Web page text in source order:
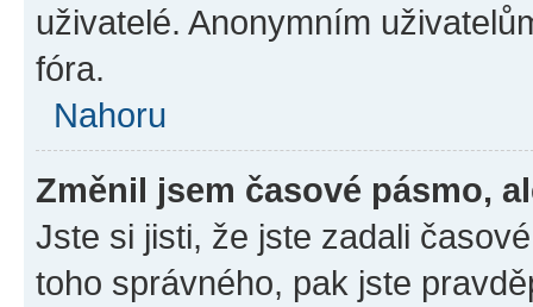
uživatelé. Anonymním
fóra.
Nahoru
Změnil jsem časové pásmo,
Jste si jisti, že jste zadali
toho správného, pak jste